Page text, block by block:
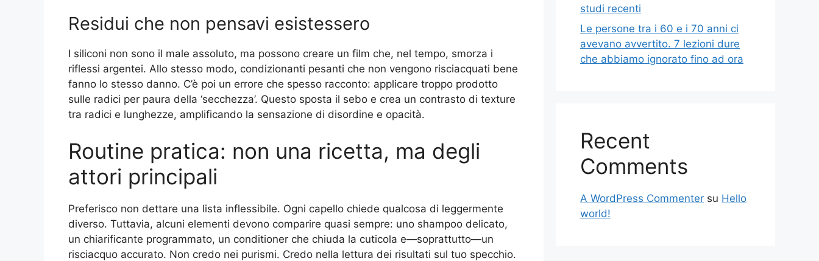
Residui che non pensavi esistessero
I siliconi non sono il male assoluto, ma possono creare un film che, nel tempo, smorza i
riflessi argentei. Allo stesso modo, condizionanti pesanti che non vengono risciacquati bene
fanno lo stesso danno. C’è poi un errore che spesso racconto: applicare troppo prodotto
sulle radici per paura della ‘secchezza’. Questo sposta il sebo e crea un contrasto di texture
tra radici e lunghezze, amplificando la sensazione di disordine e opacità.
Routine pratica: non una ricetta, ma degli
attori principali
Preferisco non dettare una lista inflessibile. Ogni capello chiede qualcosa di leggermente
diverso. Tuttavia, alcuni elementi devono comparire quasi sempre: uno shampoo delicato,
un chiarificante programmato, un conditioner che chiuda la cuticola e—soprattutto—un
risciacquo accurato. Non credo nei purismi. Credo nella lettura dei risultati sul tuo specchio.
studi recenti
Le persone tra i 60 e i 70 anni ci
avevano avvertito. 7 lezioni dure
che abbiamo ignorato fino ad ora
Recent
Comments
A WordPress Commenter su Hello
world!